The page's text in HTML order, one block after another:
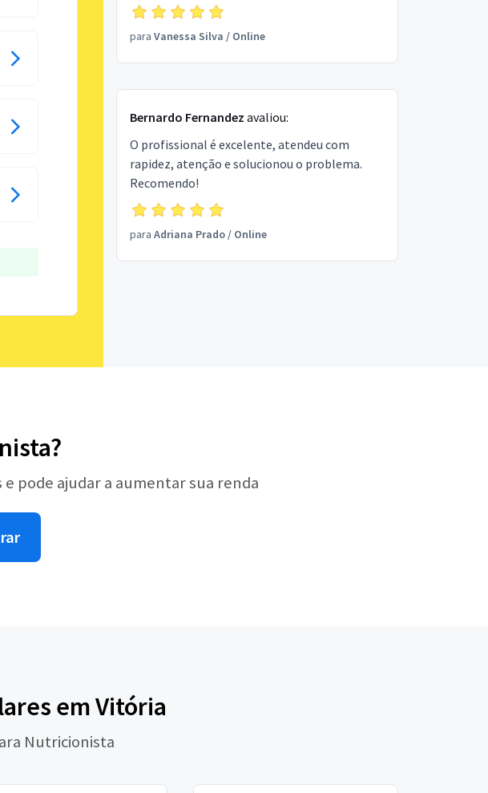
para Vanessa Silva / Online
Bernardo Fernandez avaliou:
O profissional é excelente, atendeu com
rapidez, atenção e solucionou o problema.
Recomendo!
para Adriana Prado/ Online
e pode ajudar a aumentar sua renda
em Vitória
Nutricionista